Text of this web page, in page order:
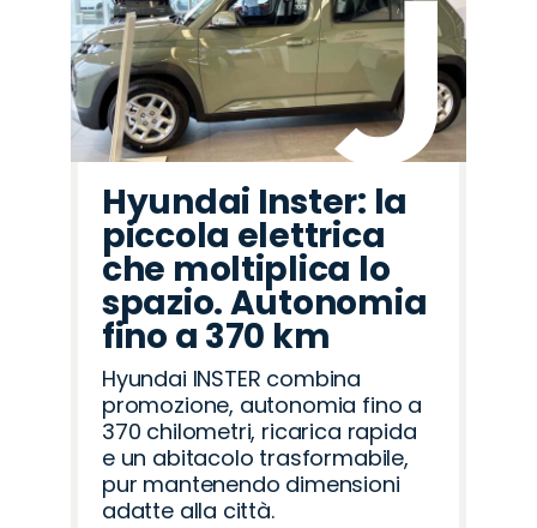
Hyundai Inster: la
piccola elettrica
che moltiplica lo
spazio. Autonomia
fino a 370 km
Hyundai INSTER combina
promozione, autonomia fino a
370 chilometri, ricarica rapida
e un abitacolo trasformabile,
pur mantenendo dimensioni
adatte alla città.